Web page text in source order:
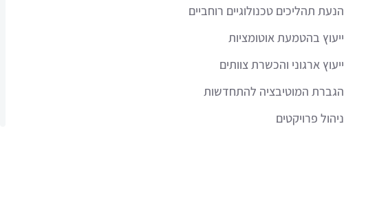
הנעת תהליכים טכנולוגיים רוחביים
ייעוץ בהטמעת אוטומציות
ייעוץ ארגוני והכשרת צוותים
הגברת המוטיבציה להתחדשות
ניהול פרויקטים